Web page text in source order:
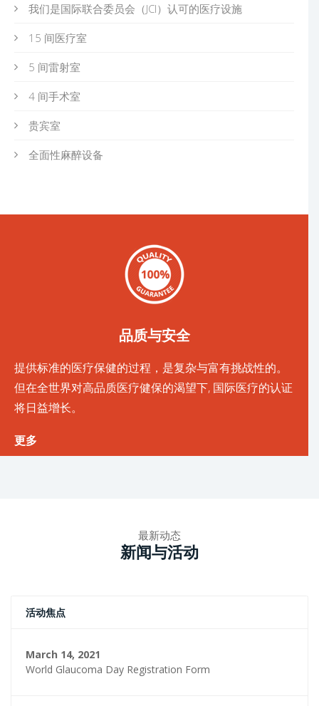
我们是国际联合委员会（JCI）认可的医疗设施
15 间医疗室
5 间雷射室
4 间手术室
贵宾室
全面性麻醉设备
品质与安全
提供标准的医疗保健的过程，是复杂与富有挑战性的。
但在全世界对高品质医疗健保的渴望下, 国际医疗的认证
将日益增长。
更多
最新动态
新闻与活动
活动焦点
March 14, 2021
World Glaucoma Day Registration Form